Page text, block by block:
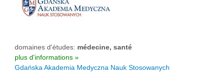
domaines d'études: médecine, santé
plus d'informations »
Gdańska Akademia Medyczna Nauk Stosowanych